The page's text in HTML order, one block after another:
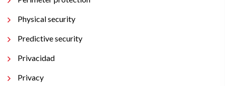
Physical security
Predictive security
Privacidad
Privacy